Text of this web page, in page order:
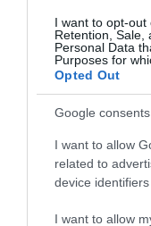
I want to opt-out
Retention, Sale,
Personal Data
Purposes for
Opted Out
Google consents
I want to allow
related to
device identifiers
I want to allow
2026-08-09.
Ha izzadsz, erre a